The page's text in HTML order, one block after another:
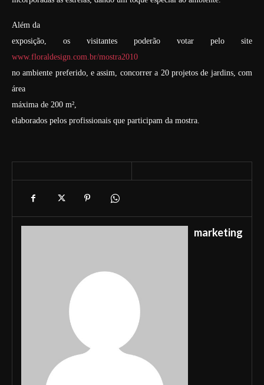
Além da
exposição, os visitantes poderão votar pelo site
www.floraldesign.com.br/mostra2010
no ambiente preferido, e assim, concorrer a 20 projetos de jardins, com
área
máxima de 200 m²,
elaborados pelos profissionais que participam da mostra.
marketing